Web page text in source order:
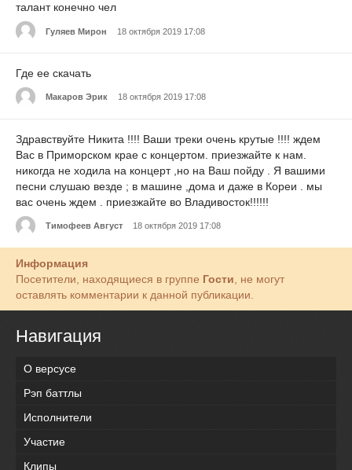
талант конечно чел
Гуляев Мирон 18 октября 2019 17:08
Где ее скачать
Макаров Эрик 18 октября 2019 17:08
Здравствуйте Никита !!!! Ваши треки очень крутые !!!! ждем
Вас в Приморском крае с концертом. приезжайте к нам.
никогда не ходила на концерт ,но на Ваш пойду . Я вашими
песни слушаю везде ; в машине ,дома и даже в Кореи . мы
вас очень ждем . приезжайте во Владивосток!!!!!!
Тимофеев Август 18 октября 2019 17:08
Информация
Посетители, находящиеся в группе Гости , не могут
оставлять комментарии к данной публикации.
Навигация
О версусе
Рэп баттлы
Исполнители
Участие
Клипы